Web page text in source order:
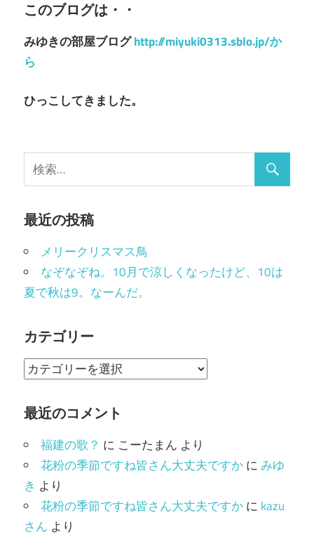
このブログは・・
みゆきの部屋ブログhttp://miyuki0313.sblo.jp/か
ら
ひっこしてきました。
最近の投稿
メリークリスマス鳥
なぞなぞね。10月で涼しくなったけど、10は
夏で秋は9。なーんだ。
カテゴリー
カ
ゴ
ー
最近のコメント
福建の歌？ に こーたまん より
花粉の季節ですね皆さん大丈夫ですかにみゆ
き より
花粉の季節ですね皆さん大丈夫ですかに kazu
さん より